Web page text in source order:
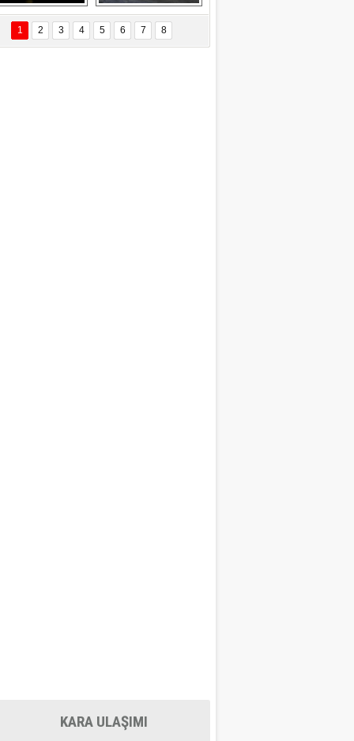
ÖZYANIK
Değişti?
Delta uçağına
yıldırım çarptı
Ford Focus RS
(2015)
1 2 3 4 5 6 7 8
KARA ULAŞIMI